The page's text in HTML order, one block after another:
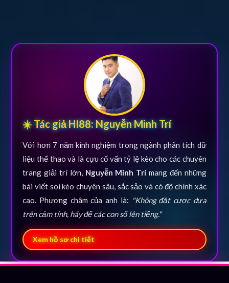
☀️ Tác giả HI88: Nguyễn Minh Trí
Với hơn 7 năm kinh nghiệm trong ngành phân tích dữ
liệu thể thao và là cựu cố vấn tỷ lệ kèo cho các chuyên
trang giải trí lớn, Nguyễn Minh Trímang đến những
bài viết soi kèo chuyên sâu, sắc sảo và có độ chính xác
cao. Phương châm của anh là: "Không đặt cược dựa
trên cảm tính, hãy để các con số lên tiếng."
Xem hồ sơ chi tiết